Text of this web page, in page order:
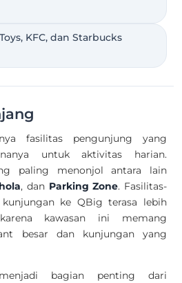
KFC, dan Starbucks
fasilitas pengunjung yang
untuk aktivitas harian.
paling menonjol antara lain
, dan Parking Zone. Fasilitas-
ke QBig terasa lebih
kawasan ini memang
besar dan kunjungan yang
bagian penting dari